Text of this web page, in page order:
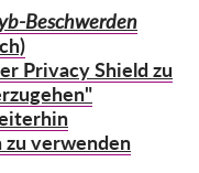
Beschwerden
Privacy Shield zu
zu verwenden